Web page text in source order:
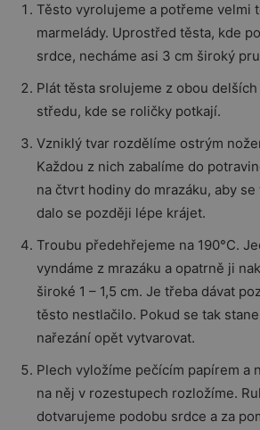
Těsto vyrolujeme a potřeme velmi
marmelády. Uprostřed těsta, kde
srdce, necháme asi 3 cm široký
Plát těsta srolujeme z obou
středu, kde se roličky potkají.
Vzniklý tvar rozdělíme ostrým
Každou z nich zabalíme do
na čtvrt hodiny do mrazáku, aby
dalo se později lépe krájet.
Troubu předehřejeme na 190°C.
vyndáme z mrazáku a opatrně ji
široké 1 – 1,5 cm. Je třeba dávat
těsto nestlačilo. Pokud se tak
nařezání opět vytvarovat.
Plech vyložíme pečícím papírem a
na něj v rozestupech rozložíme.
dotvarujeme podobu srdce a za